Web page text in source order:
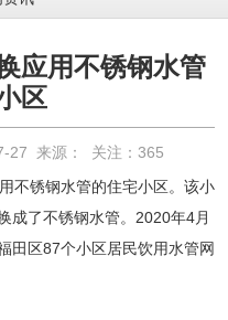
应用不锈钢水管
区
27 来源： 关注： 365
不锈钢水管的住宅小区。该小
成了不锈钢水管。2020年4月
田区87个小区居民饮用水管网